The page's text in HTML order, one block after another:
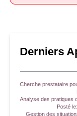
Derniers
Cherche prestataire
Analyse des pratiques
Posté le:
Gestion des